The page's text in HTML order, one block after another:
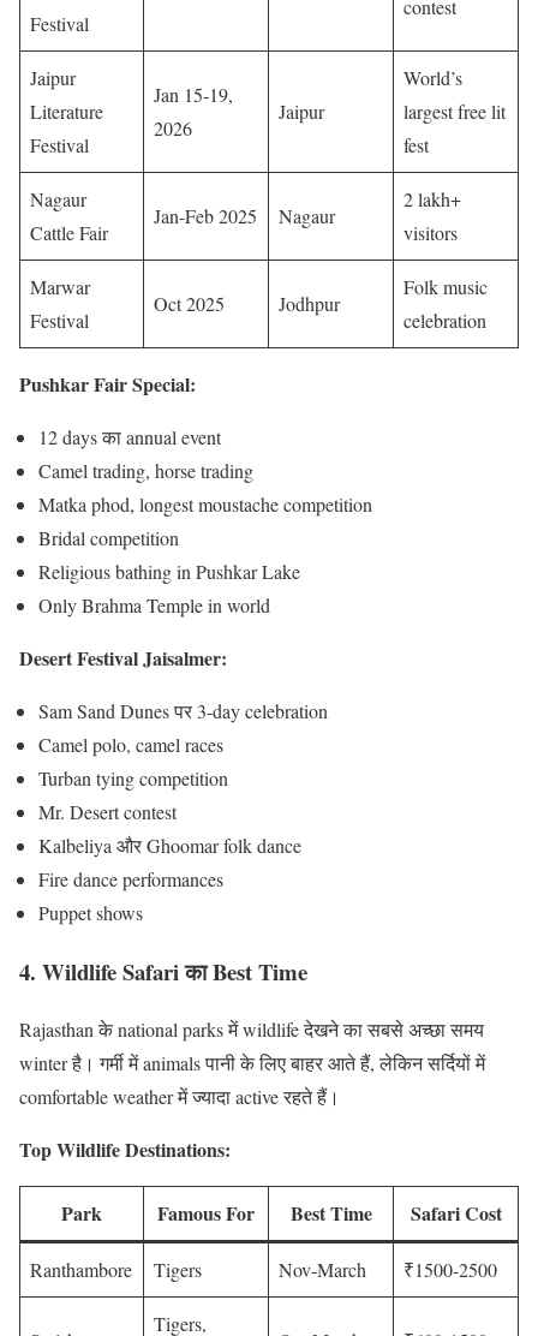
Festival
contest
Jaipur
Literature
Festival
Jan 15-19,
2026
Jaipur
World’s
largest free lit
fest
Nagaur
Cattle Fair
Jan-Feb 2025 Nagaur
2 lakh+
visitors
Marwar
Festival
Oct 2025 Jodhpur
Folk music
celebration
Pushkar Fair Special:
12 days का annual event
Camel trading, horse trading
Matka phod, longest moustache competition
Bridal competition
Religious bathing in Pushkar Lake
Only Brahma Temple in world
Desert Festival Jaisalmer:
Sam Sand Dunes पर 3-day celebration
Camel polo, camel races
Turban tying competition
Mr. Desert contest
Kalbeliya और Ghoomar folk dance
Fire dance performances
Puppet shows
4. Wildlife Safari का Best Time
Rajasthan के national parks में wildlife देखने का सबसे अच्छा समय
winter है। गर्मी में animals पानी के लिए बाहर आते हैं, लेकिन सर्दियों में
comfortable weather में ज्यादा active रहते हैं।
Top Wildlife Destinations:
Park Famous For Best Time Safari Cost
Ranthambore Tigers Nov-March ₹1500-2500
Tigers,